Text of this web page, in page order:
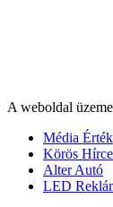
A weboldal
Média Érték
Körös
Alter Autó
LED